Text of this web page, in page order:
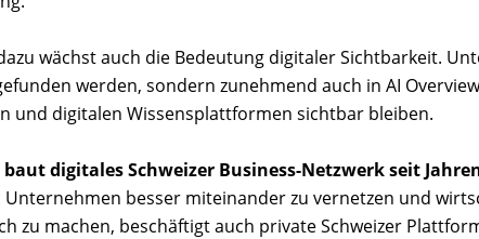
wächst auch die Bedeutung digitaler Sichtbarkeit.
werden, sondern zunehmend auch in AI
und digitalen Wissensplattformen sichtbar bleiben.
baut digitales Schweizer Business-Netzwerk seit
Unternehmen besser miteinander zu vernetzen und
zu machen, beschäftigt auch private Schweizer